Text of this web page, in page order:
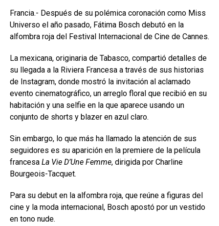
Francia.- Después de su polémica coronación como Miss
Universo el año pasado, Fátima Bosch debutó en la
alfombra roja del Festival Internacional de Cine de Cannes.
La mexicana, originaria de Tabasco, compartió detalles de
su llegada a la Riviera Francesa a través de sus historias
de Instagram, donde mostró la invitación al aclamado
evento cinematográfico, un arreglo floral que recibió en su
habitación y una selfie en la que aparece usando un
conjunto de shorts y blazer en azul claro.
Sin embargo, lo que más ha llamado la atención de sus
seguidores es su aparición en la premiere de la película
francesa La Vie D’Une Femme, dirigida por Charline
Bourgeois-Tacquet.
Para su debut en la alfombra roja, que reúne a figuras del
cine y la moda internacional, Bosch apostó por un vestido
en tono nude.